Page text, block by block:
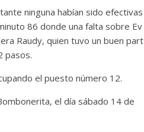
ninguna habían sido efectivas
86 donde una falta sobre Ev
Raudy, quien tuvo un buen part
pasos.
el puesto número 12.
el día sábado 14 de